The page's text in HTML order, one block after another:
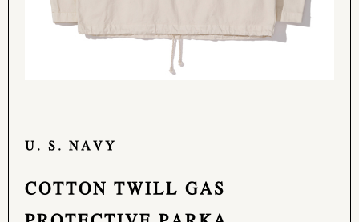
U. S. NAVY
COTTON TWILL GAS